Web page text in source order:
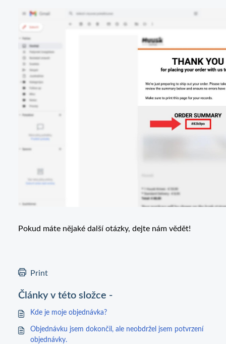
Pokud máte nějaké další otázky, dejte nám vědět!
Print
Články v této složce -
Kde je moje objednávka?
Objednávku jsem dokončil, ale neobdržel jsem potvrzení
objednávky.